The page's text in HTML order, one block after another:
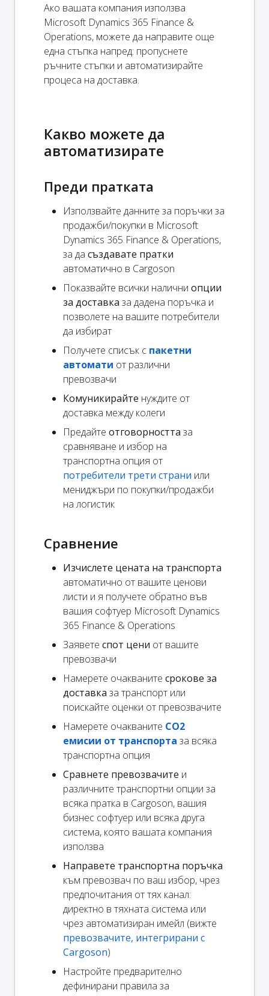
Ако вашата компания използва
Microsoft Dynamics 365 Finance &
Operations, можете да направите още
една стъпка напред: пропуснете
ръчните стъпки и автоматизирайте
процеса на доставка.
Какво можете да
автоматизирате
Преди пратката
Използвайте данните за поръчки за
продажби/покупки в Microsoft
Dynamics 365 Finance & Operations,
за да създавате пратки
автоматично в Cargoson
Показвайте всички налични опции
за доставка за дадена поръчка и
позволете на вашите потребители
да избират
Получете списък с пакетни
автомати от различни
превозвачи
Комуникирайте нуждите от
доставка между колеги
Предайте отговорността за
сравняване и избор на
транспортна опция от
потребители трети страни или
мениджъри по покупки/продажби
на логистик
Сравнение
Изчислете цената на транспорта
автоматично от вашите ценови
листи и я получете обратно във
вашия софтуер Microsoft Dynamics
365 Finance & Operations
Заявете спот цени от вашите
превозвачи
Намерете очакваните срокове за
доставка за транспорт или
поискайте оценки от превозвачите
Намерете очакваните CO2
емисии от транспорта за всяка
транспортна опция
Сравнете превозвачите и
различните транспортни опции за
всяка пратка в Cargoson, вашия
бизнес софтуер или всяка друга
система, която вашата компания
използва
Направете транспортна поръчка
към превозвач по ваш избор, чрез
предпочитания от тях канал:
директно в тяхната система или
чрез автоматизиран имейл (вижте
превозвачите, интегрирани с
Cargoson)
Настройте предварително
дефинирани правила за